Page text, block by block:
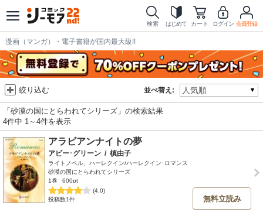
検索 はじめて カート ログイン 会員登録
漫画（マンガ）・電子書籍が国内最大級!!
並べ替え:
絞り込む
「砂漠の国にとらわれてシリーズ」の検索結果
4件中 1～4件を表示
アラビアンナイトの夢
アビー･グリーン / 槙由子
ライトノベル、ハーレクイン/ハーレクイン･ロマンス
砂漠の国にとらわれてシリーズ
1巻
600pt
(4.0)
投稿数1件
無料立読み